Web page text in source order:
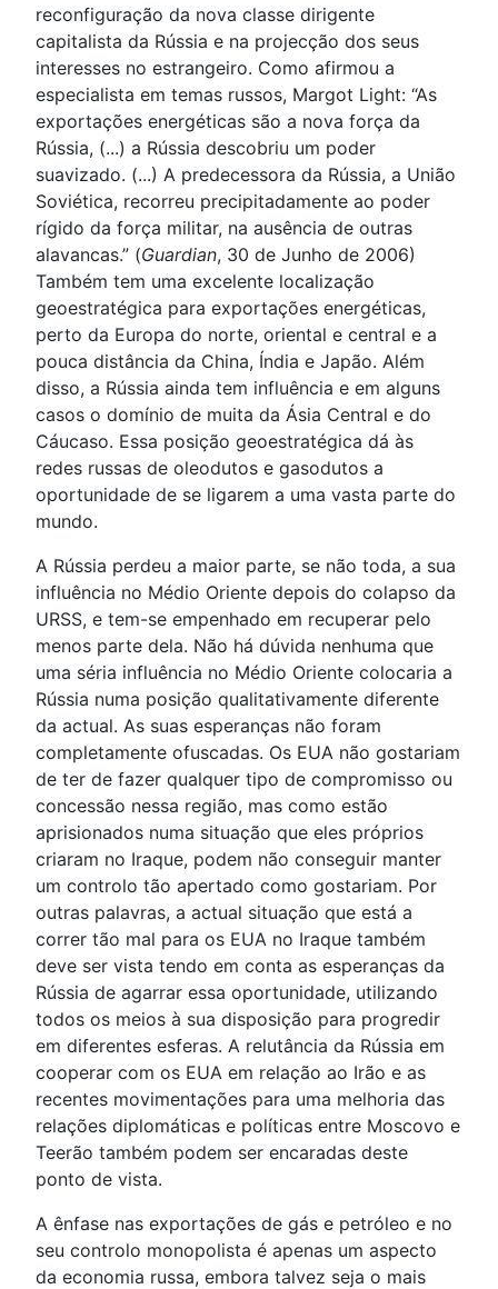
reconfiguração da nova classe dirigente
capitalista da Rússia e na projecção dos seus
interesses no estrangeiro. Como afirmou a
especialista em temas russos, Margot Light: “As
exportações energéticas são a nova força da
Rússia, (...) a Rússia descobriu um poder
suavizado. (...) A predecessora da Rússia, a União
Soviética, recorreu precipitadamente ao poder
rígido da força militar, na ausência de outras
alavancas.” (Guardian, 30 de Junho de 2006)
Também tem uma excelente localização
geoestratégica para exportações energéticas,
perto da Europa do norte, oriental e central e a
pouca distância da China, Índia e Japão. Além
disso, a Rússia ainda tem influência e em alguns
casos o domínio de muita da Ásia Central e do
Cáucaso. Essa posição geoestratégica dá às
redes russas de oleodutos e gasodutos a
oportunidade de se ligarem a uma vasta parte do
mundo.
A Rússia perdeu a maior parte, se não toda, a sua
influência no Médio Oriente depois do colapso da
URSS, e tem-se empenhado em recuperar pelo
menos parte dela. Não há dúvida nenhuma que
uma séria influência no Médio Oriente colocaria a
Rússia numa posição qualitativamente diferente
da actual. As suas esperanças não foram
completamente ofuscadas. Os EUA não gostariam
de ter de fazer qualquer tipo de compromisso ou
concessão nessa região, mas como estão
aprisionados numa situação que eles próprios
criaram no Iraque, podem não conseguir manter
um controlo tão apertado como gostariam. Por
outras palavras, a actual situação que está a
correr tão mal para os EUA no Iraque também
deve ser vista tendo em conta as esperanças da
Rússia de agarrar essa oportunidade, utilizando
todos os meios à sua disposição para progredir
em diferentes esferas. A relutância da Rússia em
cooperar com os EUA em relação ao Irão e as
recentes movimentações para uma melhoria das
relações diplomáticas e políticas entre Moscovo e
Teerão também podem ser encaradas deste
ponto de vista.
A ênfase nas exportações de gás e petróleo e no
seu controlo monopolista é apenas um aspecto
da economia russa, embora talvez seja o mais